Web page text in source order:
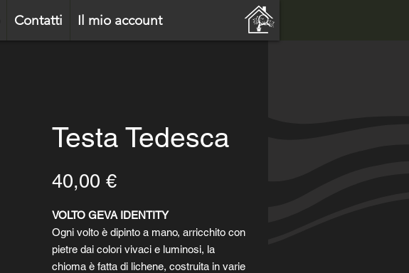
Contatti Il mio account
Testa Tedesca
40,00 €Prezzo
VOLTO GEVA IDENTITY
Ogni volto è dipinto a mano, arricchito con
pietre dai colori vivaci e luminosi, la
chioma è fatta di lichene, costruita in varie